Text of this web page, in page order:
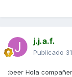
j.j.a.f.
Publicado
:beer Hola